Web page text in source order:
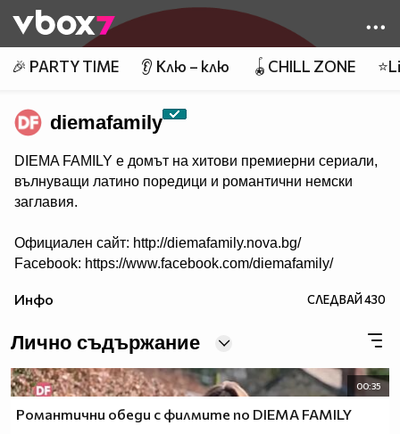
👾
🎉 PARTY TIME 👂 Клю – клю 🪀CHILL ZONE
diemafamily
DIEMA FAMILY e домът на хитови премиерни сериали,
вълнуващи латино поредици и романтични немски
заглавия.
Официален сайт: http://diemafamily.nova.bg/
Facebook: https://www.facebook.com/diemafamily/
Инфо СЛЕДВАЙ430
Лично съдържание
00:35
Романтични обеди с филмите по DIEMA FAMILY